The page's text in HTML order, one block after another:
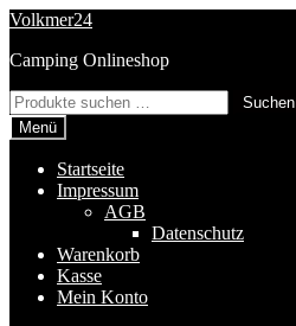
Zur
springen
Zum
springen
Volkmer24
Camping Onlineshop
Suchen
nach:
Suchen
Menü
Startseite
Impressum
AGB
Datenschutz
Warenkorb
Kasse
Mein Konto